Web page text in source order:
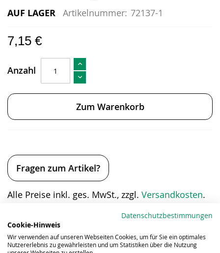
AUF LAGER Artikelnummer: 72137-1
7,15 €
Anzahl
Zum Warenkorb
Fragen zum Artikel?
Alle Preise inkl. ges. MwSt., zzgl. Versandkosten.
Datenschutzbestimmungen
Cookie-Hinweis
Wir verwenden auf unseren Webseiten Cookies, um für Sie ein optimales
Nutzererlebnis zu gewährleisten und um Statistiken über die Nutzung